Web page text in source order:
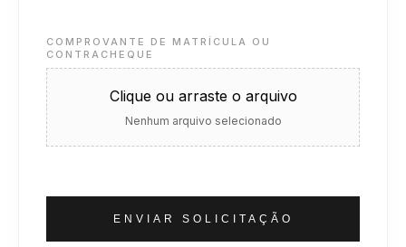
COMPROVANTE DE MATRÍCULA OU
CONTRACHEQUE
Clique ou arraste o arquivo
Nenhum arquivo selecionado
ENVIAR SOLICITAÇÃO